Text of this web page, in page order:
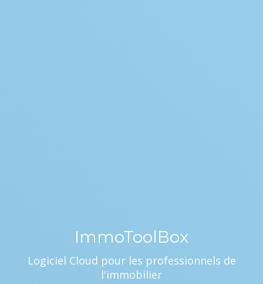
ImmoToolBox
Logiciel Cloud pour les professionnels de
l'immobilier